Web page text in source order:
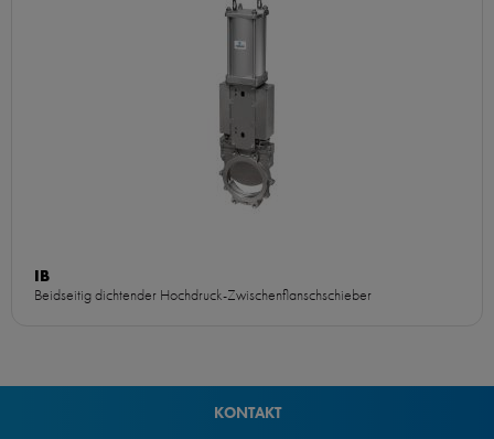
IB
Beidseitig dichtender Hochdruck-Zwischenflanschschieber
KONTAKT